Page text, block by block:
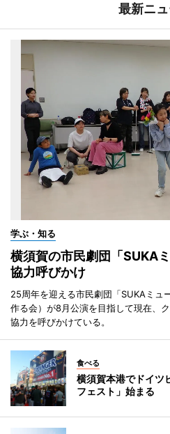
最新ニ
学ぶ・知る
横須賀の市民劇団「SUKA
協力呼びかけ
25周年を迎える市民劇団「SUKAミュ
作る会）が8月公演を目指して現在、
協力を呼びかけている。
食べる
横須賀本港でドイ
フェスト」始まる